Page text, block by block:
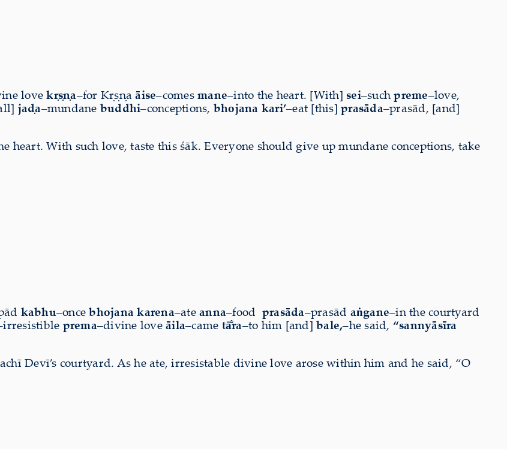
lovekṛṣṇa–for Kṛṣṇaāise–comesmane–into the heart. [With] sei–suchpreme–love,
jaḍa–mundane buddhi–conceptions, bhojana kari’–eat [this] prasāda–prasād, [and]
heart. With such love, taste this śāk. Everyone should give up mundane conceptions, take
kabhu–oncebhojana karena–ateanna–food prasāda–prasād aṅgane–in the courtyard
prema–divine loveāila–came tā̐ra–to him [and] bale,–he said, “sannyāsīra
Devī’s courtyard. As he ate, irresistable divine love arose within him and he said, “O